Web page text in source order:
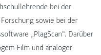
bei der
sowie bei der
„PlagScan“. Darüber
Film und analoger